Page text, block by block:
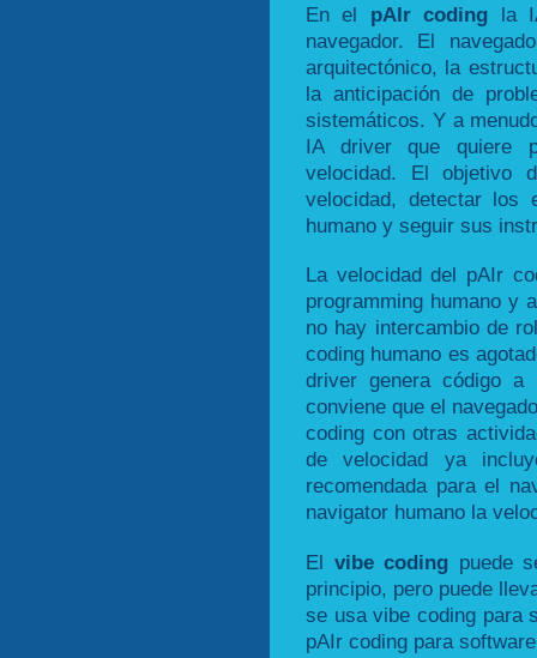
En el pAIr coding la
navegador. El
arquitectónico, la
la anticipación de
sistemáticos. Y a
IA driver que quiere
velocidad. El objetivo
velocidad, detectar los
humano y seguir sus
La velocidad del pAIr
programming humano y
no hay intercambio de
coding humano es
driver genera código a
conviene que el
coding con otras
de velocidad ya
recomendada para el
navigator humano la
El vibe coding puede
principio, pero puede
se usa vibe coding para
pAIr coding para